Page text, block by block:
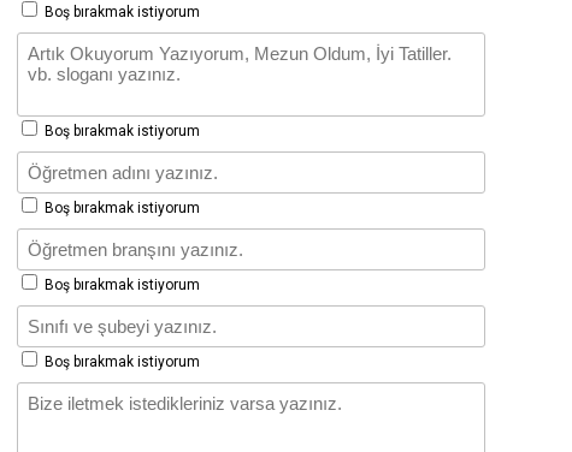
Boş bırakmak istiyorum
Boş bırakmak istiyorum
Boş bırakmak istiyorum
Boş bırakmak istiyorum
Boş bırakmak istiyorum